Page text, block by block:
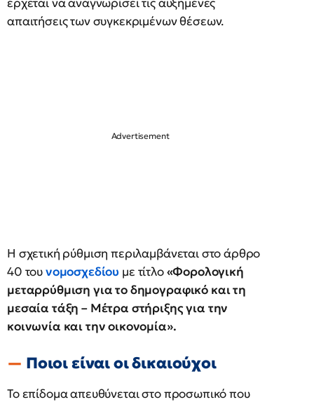
απαιτήσεις των συγκεκριμένων θέσεων.
Η σχετική ρύθμιση περιλαμβάνεται στο άρθρο
40 τουνομοσχεδίου με τίτλο«Φορολογική
μεταρρύθμιση για το δημογραφικό και τη
μεσαία τάξη – Μέτρα στήριξης για την
κοινωνία και την οικονομία».
Ποιοι είναι οι δικαιούχοι
Το επίδομα απευθύνεται στο προσωπικό που